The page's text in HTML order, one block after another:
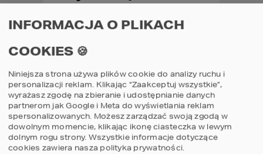
Zajrzyj
2 obserwujących 0postów
NIEDAWNO KOMENTOWANE
INFORMACJA O PLIKACH
COOKIES 🍪
Niniejsza strona używa plików cookie do analizy ruchu i
personalizacji reklam. Klikając “Zaakceptuj wszystkie”,
wyrażasz zgodę na zbieranie i udostępnianie danych
partnerom jak Google i Meta do wyświetlania reklam
spersonalizowanych. Możesz zarządzać swoją zgodą w
dowolnym momencie, klikając ikonę ciasteczka w lewym
dolnym rogu strony. Wszystkie informacje dotyczące
cookies zawiera nasza polityka prywatności.